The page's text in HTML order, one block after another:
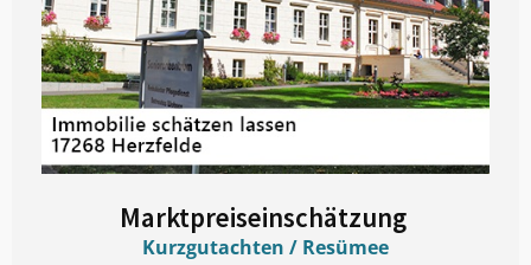
Marktpreiseinschätzung ​
Kurzgutachten / Resümee